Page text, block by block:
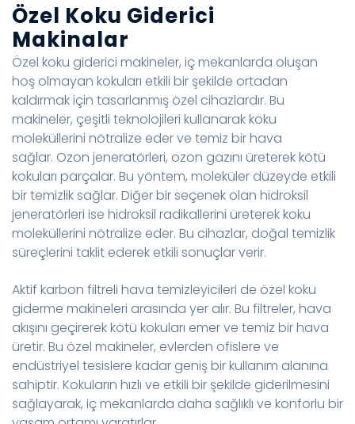
Özel Koku Giderici
Makinalar
Özel koku giderici makineler, iç mekanlarda oluşan
hoş olmayan kokuları etkili bir şekilde ortadan
kaldırmak için tasarlanmış özel cihazlardır. Bu
makineler, çeşitli teknolojileri kullanarak koku
moleküllerini nötralize eder ve temiz bir hava
sağlar. Ozon jeneratörleri, ozon gazını üreterek kötü
kokuları parçalar. Bu yöntem, moleküler düzeyde etkili
bir temizlik sağlar. Diğer bir seçenek olan hidroksil
jeneratörleri ise hidroksil radikallerini üreterek koku
moleküllerini nötralize eder. Bu cihazlar, doğal temizlik
süreçlerini taklit ederek etkili sonuçlar verir.
Aktif karbon filtreli hava temizleyicileri de özel koku
giderme makineleri arasında yer alır. Bu filtreler, hava
akışını geçirerek kötü kokuları emer ve temiz bir hava
üretir. Bu özel makineler, evlerden ofislere ve
endüstriyel tesislere kadar geniş bir kullanım alanına
sahiptir. Kokuların hızlı ve etkili bir şekilde giderilmesini
sağlayarak, iç mekanlarda daha sağlıklı ve konforlu bir